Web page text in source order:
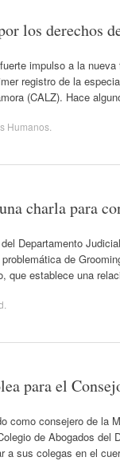
los derechos
impulso a la
registro de la
(CALZ). Hace
Humanos
charla para
Departamento
de
que establece una
para el
como consejero de la
de Abogados del
a sus colegas en el